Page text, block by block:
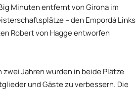
Minuten entfernt von Girona im
– den Empordà Links
Robert von Hagge entworfen
Jahren wurden in beide Plätze
und Gäste zu verbessern. Die